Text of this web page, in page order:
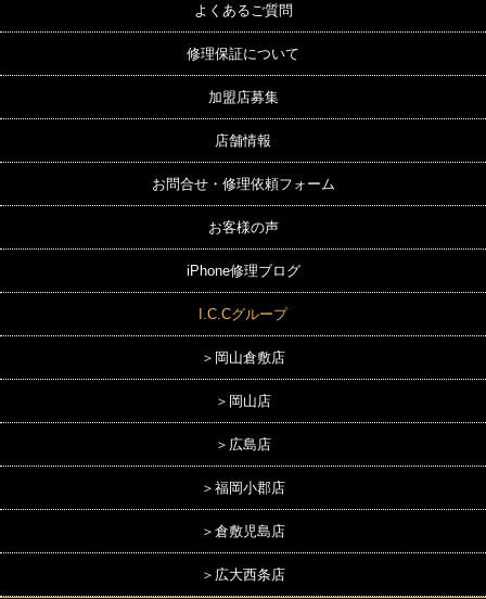
よくあるご質問
修理保証について
加盟店募集
店舗情報
お問合せ・修理依頼フォーム
お客様の声
iPhone修理ブログ
I.C.Cグループ
＞岡山倉敷店
＞岡山店
＞広島店
＞福岡小郡店
＞倉敷児島店
＞広大西条店